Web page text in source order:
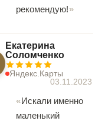
рекомендую!
Екатерина
Соломченко
Яндекс.Карты
03.11.2023
Искали именно
маленький